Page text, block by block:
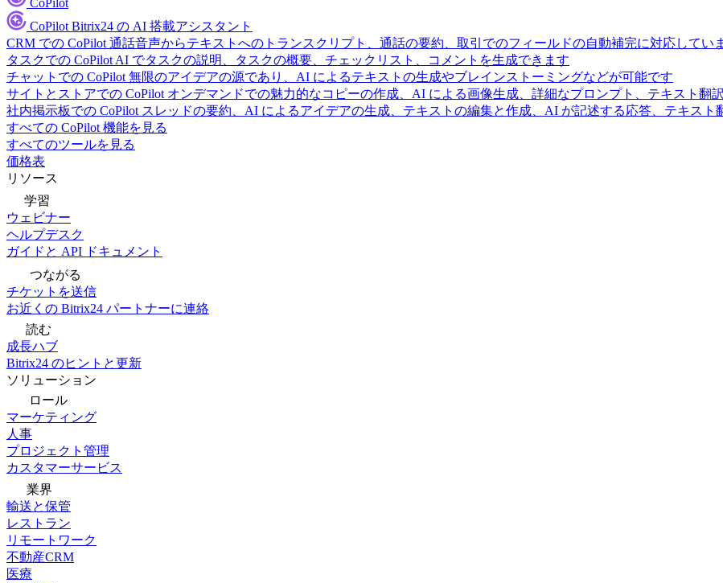
CoPilot
CoPilot Bitrix24 の AI 搭載アシスタント
CRM での CoPilot 通話音声からテキストへのトランスクリプト、通話の要約、取引でのフィールドの自動補完に対応してい
タスクでの CoPilot AI でタスクの説明、タスクの概要、チェックリスト、コメントを生成できます
チャットでの CoPilot 無限のアイデアの源であり、AI によるテキストの生成やブレインストーミングなどが可能です
サイトとストアでの CoPilot オンデマンドでの魅力的なコピーの作成、AI による画像生成、詳細なプロンプト、テキスト翻
社内掲示板での CoPilot スレッドの要約、AI によるアイデアの生成、テキストの編集と作成、AI が記述する応答、テキスト
すべての CoPilot 機能を見る
すべてのツールを見る
価格表
リソース
学習
ウェビナー
ヘルプデスク
ガイドと API ドキュメント
つながる
チケットを送信
お近くの Bitrix24 パートナーに連絡
読む
成長ハブ
Bitrix24 のヒントと更新
ソリューション
ロール
マーケティング
人事
プロジェクト管理
カスタマーサービス
業界
輸送と保管
レストラン
リモートワーク
不動産CRM
医療